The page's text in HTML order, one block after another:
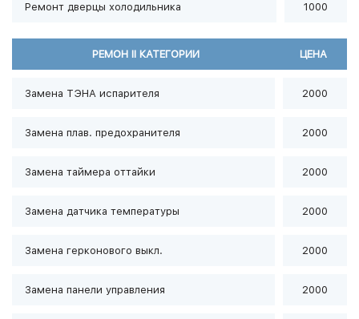
Ремонт дверцы холодильника 1000
РЕМОН II КАТЕГОРИИ ЦЕНА
Замена ТЭНА испарителя 2000
Замена плав. предохранителя 2000
Замена таймера оттайки 2000
Замена датчика температуры 2000
Замена герконового выкл. 2000
Замена панели управления 2000